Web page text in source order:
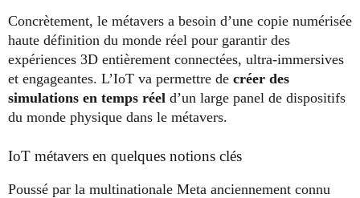
Concrètement, le métavers a besoin d’une copie numérisée
haute définition du monde réel pour garantir des
expériences 3D entièrement connectées, ultra-immersives
et engageantes. L’IoT va permettre de créer des
simulations en temps réel d’un large panel de dispositifs
du monde physique dans le métavers.
IoT métavers en quelques notions clés
Poussé par la multinationale Meta anciennement connu